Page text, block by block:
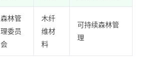
森林管
理委员
会
木纤
维材
料
可持续森林管
理